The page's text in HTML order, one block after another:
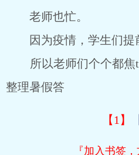
老师也忙。
因为疫情，学生们提
所以老师们个个都焦
整理暑假答
【1】
『加入书签